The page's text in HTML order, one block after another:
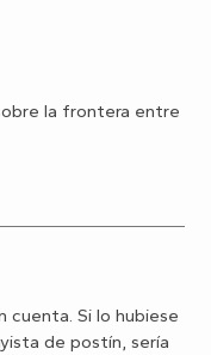
la frontera entre
Si lo hubiese
de postín, sería